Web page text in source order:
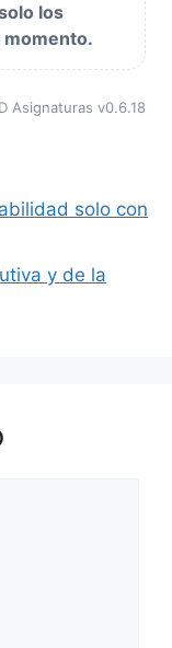
los
Asignaturas v0.6.18
solo con
y de la